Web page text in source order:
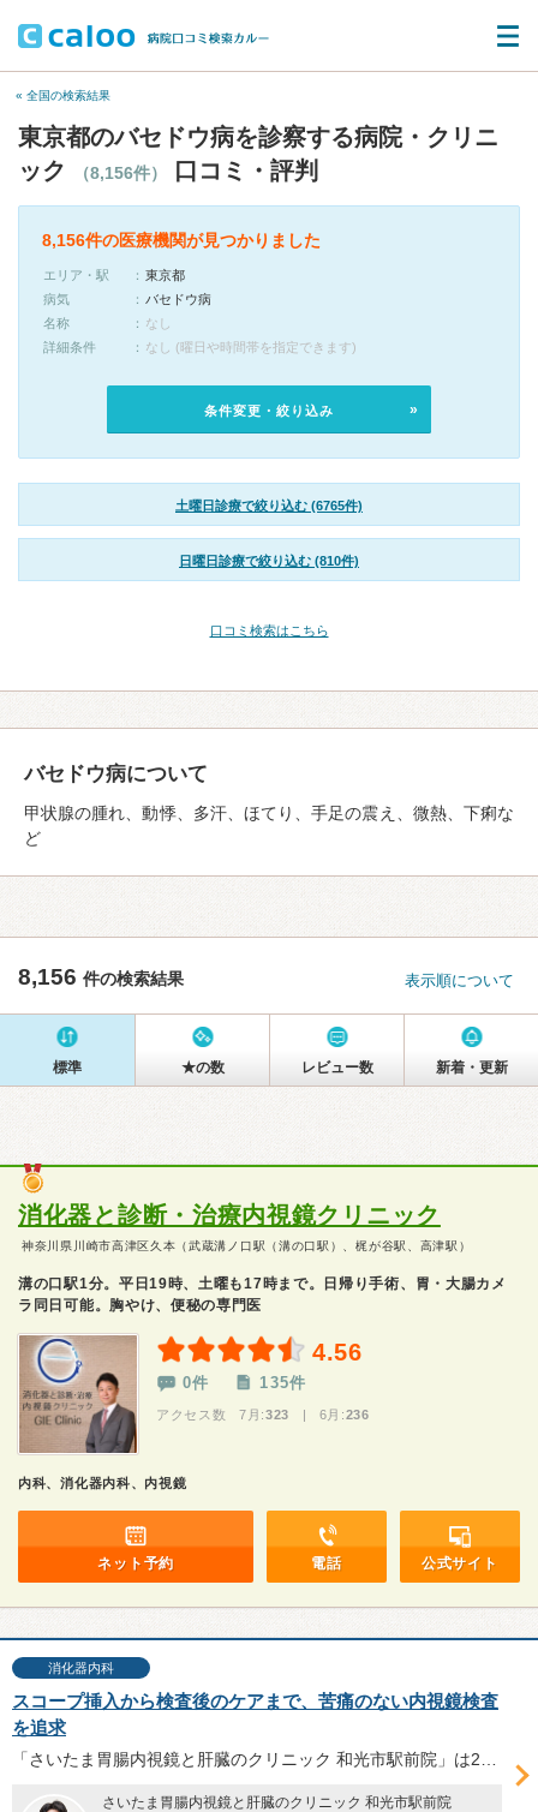
« 全国の検索結果
東京都のバセドウ病を診察する病院・クリニ
ック
（8,156件） 口コミ・評判
8,156件の医療機関が見つかりました
エリア・駅
東京都
病気
バセドウ病
名称
なし
詳細条件
なし (曜日や時間帯を指定できます)
条件変更・絞り込み
土曜日診療で絞り込む (6765件)
日曜日診療で絞り込む (810件)
口コミ検索はこちら
バセドウ病について
甲状腺の腫れ、動悸、多汗、ほてり、手足の震え、微熱、下痢な
ど
8,156 件の検索結果 表示順について
標準 ★の数 レビュー数 新着・更新
消化器と診断・治療内視鏡クリニック
神奈川県川崎市高津区久本（武蔵溝ノ口駅（溝の口駅）、梶が谷駅、高津駅）
溝の口駅1分。平日19時、土曜も17時まで。日帰り手術、胃・大腸カメ
ラ同日可能。胸やけ、便秘の専門医
4.56
0件 135件
アクセス数 7月:323 | 6月:236
内科、消化器内科、内視鏡
ネット予約 電話 公式サイト
消化器内科
スコープ挿入から検査後のケアまで、苦痛のない内視鏡検査
を追求
さいたま胃腸内視鏡と肝臓のクリニック 和光市駅前院